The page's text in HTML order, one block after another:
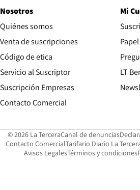
Nosotros
Quiénes somos
Venta de suscripciones
Código de etica Opens in new window
Servicio al Suscriptor
Suscripción Empresas
Contacto Comercial
Mi
LT
© 2026 La TerceraCanal de denuncias
Contacto ComercialOpens in new window
Tarifario Diario La
Avisos LegalesOpens in new window
Términos y condiciones